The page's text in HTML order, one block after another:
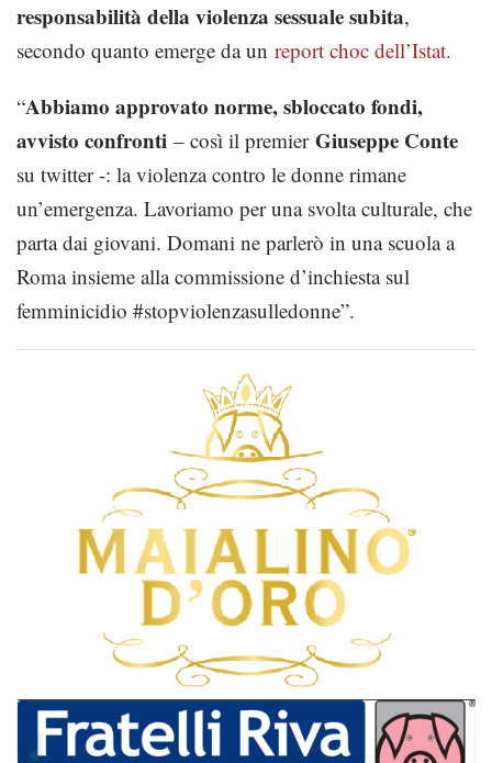
responsabilità della violenza sessuale subita,
secondo quanto emerge da un report choc dell’Istat.
“Abbiamo approvato norme, sbloccato fondi,
avvisto confronti – così il premier Giuseppe Conte
su twitter -: la violenza contro le donne rimane
un’emergenza. Lavoriamo per una svolta culturale, che
parta dai giovani. Domani ne parlerò in una scuola a
Roma insieme alla commissione d’inchiesta sul
femminicidio #stopviolenzasulledonne”.